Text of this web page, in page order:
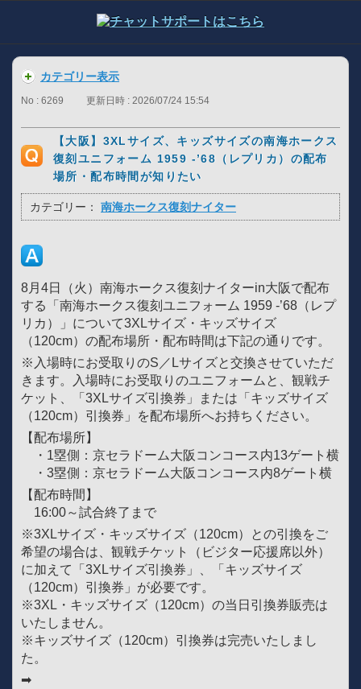
カテゴリー表示
No : 6269 更新日時 : 2026/07/24 15:54
【大阪】3XLサイズ、キッズサイズの南海ホークス
復刻ユニフォーム 1959 -’68（レプリカ）の配布
場所・配布時間が知りたい
カテゴリー： 南海ホークス復刻ナイター
8月4日（火）南海ホークス復刻ナイターin大阪で配布
する「南海ホークス復刻ユニフォーム 1959 -’68（レプ
リカ）」について3XLサイズ・キッズサイズ
（120cm）の配布場所・配布時間は下記の通りです。
※入場時にお受取りのS／Lサイズと交換させていただ
きます。入場時にお受取りのユニフォームと、観戦チ
ケット、「3XLサイズ引換券」または「キッズサイズ
（120cm）引換券」を配布場所へお持ちください。
【配布場所】
・1塁側：京セラドーム大阪コンコース内13ゲート横
・3塁側：京セラドーム大阪コンコース内8ゲート横
【配布時間】
16:00～試合終了まで
※3XLサイズ・キッズサイズ（120cm）との引換をご
希望の場合は、観戦チケット（ビジター応援席以外）
に加えて「3XLサイズ引換券」、「キッズサイズ
（120cm）引換券」が必要です。
※3XL・キッズサイズ（120cm）の当日引換券販売は
いたしません。
※キッズサイズ（120cm）引換券は完売いたしまし
た。
➡